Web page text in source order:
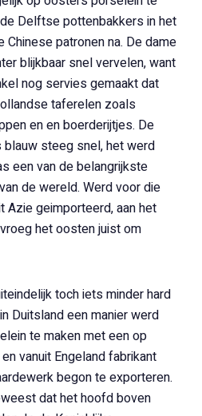
Delftse pottenbakkers in het
patronen na. De dame
blijkbaar snel vervelen, want
nog servies gemaakt dat
taferelen zoals
en en boerderijtjes. De
steeg snel, het werd
een van de belangrijkste
de wereld. Werd voor die
Azie geimporteerd, aan het
het oosten juist om
toch iets minder hard
Duitsland een manier werd
te maken met een op
vanuit Engeland fabrikant
begon te exporteren.
dat het hoofd boven